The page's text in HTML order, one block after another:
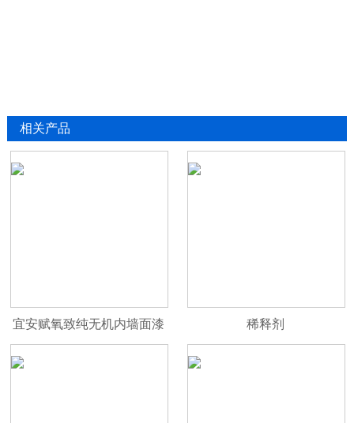
相关产品
宜安赋氧致纯无机内墙面漆 稀释剂